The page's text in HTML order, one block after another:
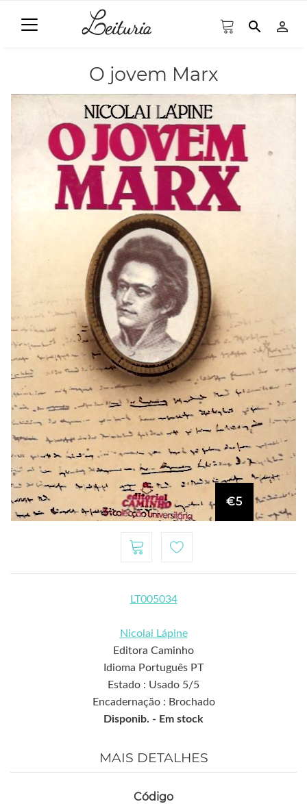
search person_outline
O jovem Marx
€5
LT005034
Nicolai Lápine
Editora Caminho
Idioma Português PT
Estado : Usado 5/5
Encadernação : Brochado
Disponib. - Em stock
MAIS DETALHES
Código